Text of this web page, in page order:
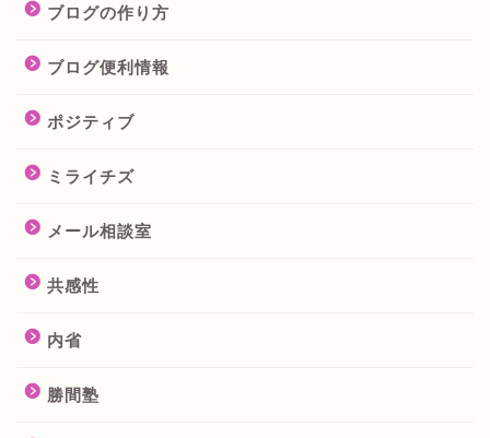
ブログの作り方
ブログ便利情報
ポジティブ
ミライチズ
メール相談室
共感性
内省
勝間塾